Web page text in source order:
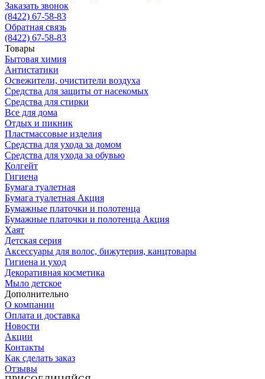
Заказать звонок
(8422) 67-58-83
Обратная связь
(8422) 67-58-83
Товары
Бытовая химия
Антистатики
Освежители, очистители воздуха
Средства для защиты от насекомых
Средства для стирки
Все для дома
Отдых и пикник
Пластмассовые изделия
Средства для ухода за домом
Средства для ухода за обувью
Колгейт
Гигиена
Бумага туалетная
Бумага туалетная Акция
Бумажные платочки и полотенца
Бумажные платочки и полотенца Акция
Хаят
Детская серия
Аксессуары для волос, бижутерия, канцтовары
Гигиена и уход
Декоративная косметика
Мыло детское
Дополнительно
О компании
Оплата и доставка
Новости
Акции
Контакты
Как сделать заказ
Отзывы